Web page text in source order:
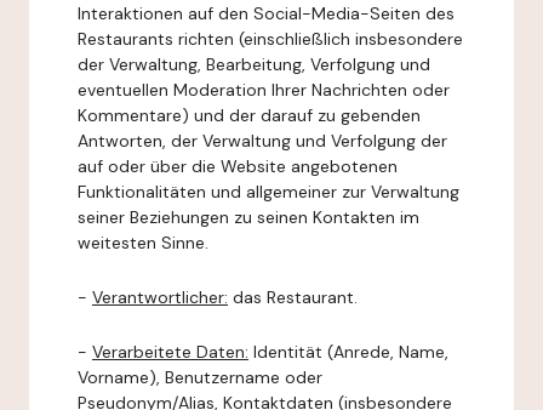
Interaktionen auf den Social-Media-Seiten des
Restaurants richten (einschließlich insbesondere
der Verwaltung, Bearbeitung, Verfolgung und
eventuellen Moderation Ihrer Nachrichten oder
Kommentare) und der darauf zu gebenden
Antworten, der Verwaltung und Verfolgung der
auf oder über die Website angebotenen
Funktionalitäten und allgemeiner zur Verwaltung
seiner Beziehungen zu seinen Kontakten im
weitesten Sinne.
- Verantwortlicher: das Restaurant.
- Verarbeitete Daten: Identität (Anrede, Name,
Vorname), Benutzername oder
Pseudonym/Alias, Kontaktdaten (insbesondere